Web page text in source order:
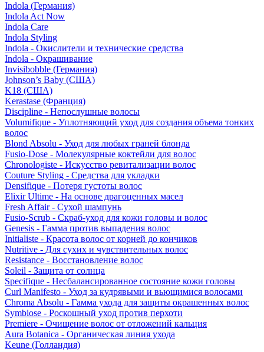
Indola (Германия)
Indola Act Now
Indola Care
Indola Styling
Indola - Окислители и технические средства
Indola - Окрашивание
Invisibobble (Германия)
Johnson’s Baby (США)
K18 (США)
Kerastase (Франция)
Discipline - Непослушные волосы
Volumifique - Уплотняющий уход для создания объема тонких
волос
Blond Absolu - Уход для любых граней блонда
Fusio-Dose - Молекулярные коктейли для волос
Chronologiste - Искусство ревитализации волос
Couture Styling - Средства для укладки
Densifique - Потеря густоты волос
Elixir Ultime - На основе драгоценных масел
Fresh Affair - Сухой шампунь
Fusio-Scrub - Скраб-уход для кожи головы и волос
Genesis - Гамма против выпадения волос
Initialiste - Красота волос от корней до кончиков
Nutritive - Для сухих и чувствительных волос
Resistance - Восстановление волос
Soleil - Защита от солнца
Specifique - Несбалансированное состояние кожи головы
Curl Manifesto - Уход за кудрявыми и вьющимися волосами
Chroma Absolu - Гамма ухода для защиты окрашенных волос
Symbiose - Роскошный уход против перхоти
Premiere - Очищение волос от отложений кальция
Aura Botanica - Органическая линия ухода
Keune (Голландия)